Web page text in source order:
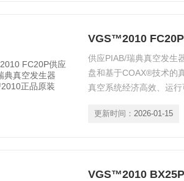
供应PIAB/瑞典真空发
盘和基于COAX®技术的
真空系统经济高效、运
更新时间： 2026-01-15